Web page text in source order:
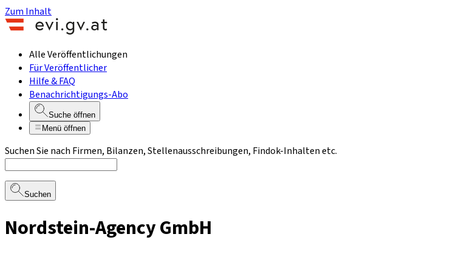
Zum Inhalt
Alle Veröffentlichungen
Für Veröffentlicher
Hilfe & FAQ
Benachrichtigungs-Abo
Suche öffnen
Menü öffnen
Suchen Sie nach Firmen, Bilanzen, Stellenausschreibungen, Findok-Inhalten etc.
Suchen
Nordstein-Agency GmbH